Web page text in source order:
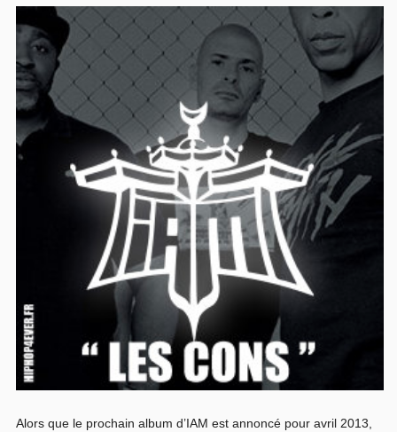
Alors que le prochain album d’IAM est annoncé pour avril 2013,